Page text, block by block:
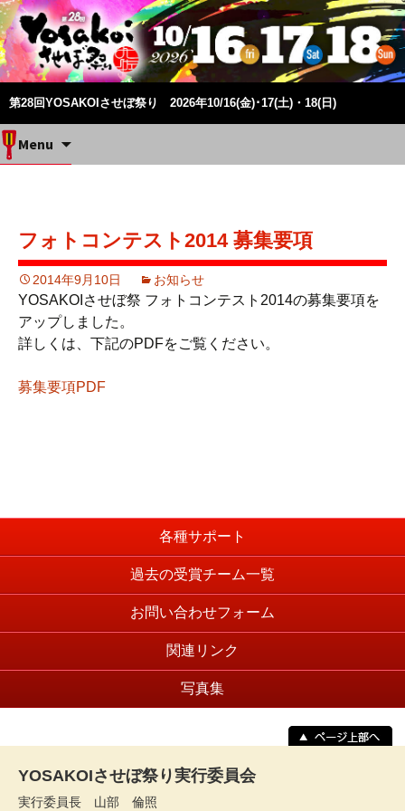
第28回YOSAKOIさせぼ祭り 2026年10/16(金)･17(土)・18(日)
Menu
フォトコンテスト2014 募集要項
2014年9月10日 お知らせ
YOSAKOIさせぼ祭 フォトコンテスト2014の募集要項を
アップしました。
詳しくは、下記のPDFをご覧ください。
募集要項PDF
各種サポート
過去の受賞チーム一覧
お問い合わせフォーム
関連リンク
写真集
YOSAKOIさせぼ祭り実行委員会
実行委員長 山部 倫照